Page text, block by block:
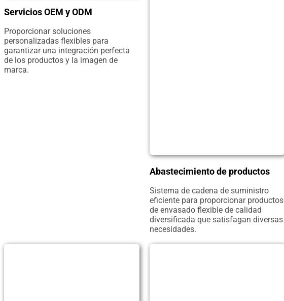
Servicios OEM y ODM
Proporcionar soluciones
personalizadas flexibles para
garantizar una integración perfecta
de los productos y la imagen de
marca.
Abastecimiento de productos
Sistema de cadena de suministro
eficiente para proporcionar productos
de envasado flexible de calidad
diversificada que satisfagan diversas
necesidades.